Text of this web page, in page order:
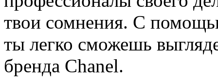
твои сомнения. С
ты легко сможешь
бренда Chanel.